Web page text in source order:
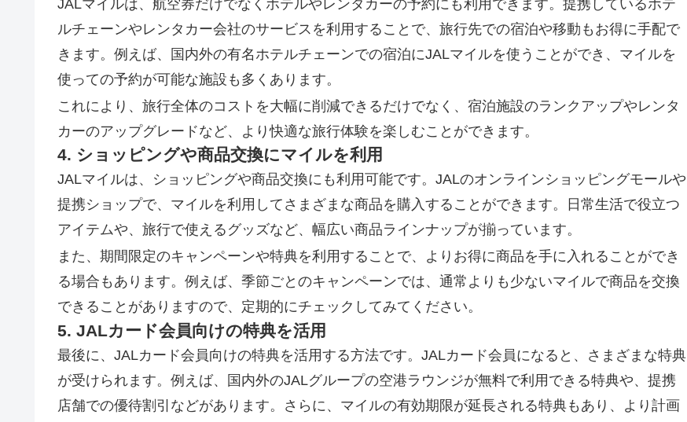
JALマイルは、航空券だけでなくホテルやレンタカーの予約にも利用できます。提携しているホテ
ルチェーンやレンタカー会社のサービスを利用することで、旅行先での宿泊や移動もお得に手配で
きます。例えば、国内外の有名ホテルチェーンでの宿泊にJALマイルを使うことができ、マイルを
使っての予約が可能な施設も多くあります。
これにより、旅行全体のコストを大幅に削減できるだけでなく、宿泊施設のランクアップやレンタ
カーのアップグレードなど、より快適な旅行体験を楽しむことができます。
4. ショッピングや商品交換にマイルを利用
JALマイルは、ショッピングや商品交換にも利用可能です。JALのオンラインショッピングモールや
提携ショップで、マイルを利用してさまざまな商品を購入することができます。日常生活で役立つ
アイテムや、旅行で使えるグッズなど、幅広い商品ラインナップが揃っています。
また、期間限定のキャンペーンや特典を利用することで、よりお得に商品を手に入れることができ
る場合もあります。例えば、季節ごとのキャンペーンでは、通常よりも少ないマイルで商品を交換
できることがありますので、定期的にチェックしてみてください。
5. JALカード会員向けの特典を活用
最後に、JALカード会員向けの特典を活用する方法です。JALカード会員になると、さまざまな特典
が受けられます。例えば、国内外のJALグループの空港ラウンジが無料で利用できる特典や、提携
店舗での優待割引などがあります。さらに、マイルの有効期限が延長される特典もあり、より計画